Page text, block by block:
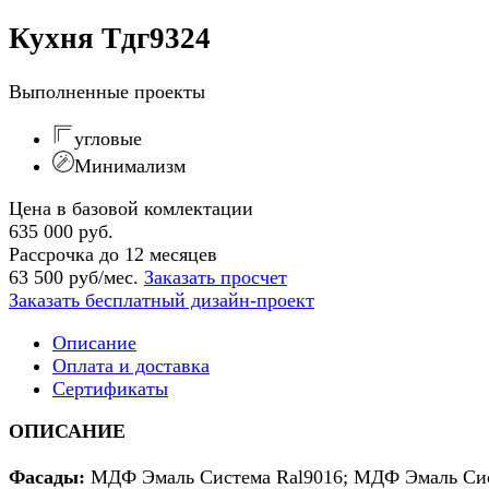
Кухня Тдг9324
Выполненные проекты
угловые
Минимализм
Цена в базовой комлектации
635 000 руб.
Рассрочка до 12 месяцев
63 500 руб/мес. Заказать просчет
Заказать бесплатный дизайн-проект
Описание
Оплата и доставка
Сертификаты
ОПИСАНИЕ
Фасады: МДФ Эмаль Система Ral9016; МДФ Эмаль